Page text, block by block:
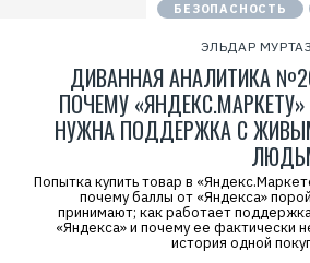
БЕЗОПАСНОСТЬ
ЭЛЬДАР
ДИВАННАЯ АНАЛИТИКА
ПОЧЕМУ «ЯНДЕКС.МАРКЕТУ»
НУЖНА ПОДДЕРЖКА С
Попытка купить товар в
почему баллы от «Яндекса»
принимают; как работает
«Яндекса» и почему ее фактически
история одной